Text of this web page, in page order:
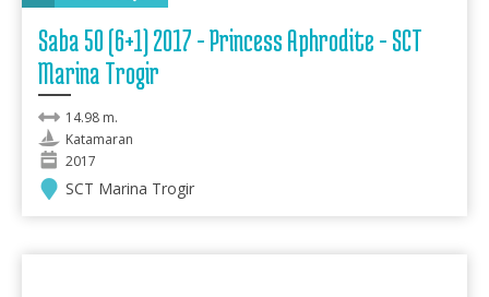
Saba 50 (6+1) 2017 - Princess Aphrodite - SCT
Marina Trogir
14.98 m.
Katamaran
2017
SCT Marina Trogir